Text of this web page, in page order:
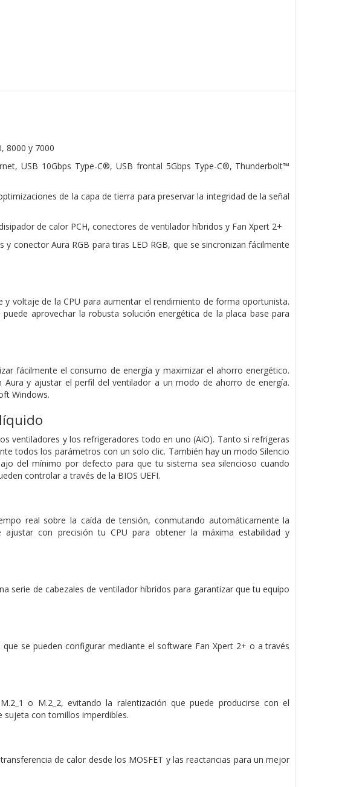
8000 y 7000
USB 10Gbps Type-C®, USB frontal 5Gbps Type-C®, Thunderbolt™
de la capa de tierra para preservar la integridad de la señal
de calor PCH, conectores de ventilador híbridos y Fan Xpert 2+
conector Aura RGB para tiras LED RGB, que se sincronizan fácilmente
voltaje de la CPU para aumentar el rendimiento de forma oportunista.
aprovechar la robusta solución energética de la placa base para
fácilmente el consumo de energía y maximizar el ahorro energético.
y ajustar el perfil del ventilador a un modo de ahorro de energía.
Windows.
ventiladores y los refrigeradores todo en uno (AiO). Tanto si refrigeras
todos los parámetros con un solo clic. También hay un modo Silencio
del mínimo por defecto para que tu sistema sea silencioso cuando
controlar a través de la BIOS UEFI.
real sobre la caída de tensión, conmutando automáticamente la
con precisión tu CPU para obtener la máxima estabilidad y
serie de cabezales de ventilador híbridos para garantizar que tu equipo
se pueden configurar mediante el software Fan Xpert 2+ o a través
o M.2_2, evitando la ralentización que puede producirse con el
sujeta con tornillos imperdibles.
de calor desde los MOSFET y las reactancias para un mejor